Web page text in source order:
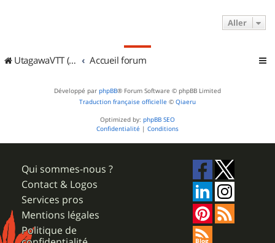
Aller
UtagawaVTT (Randos VTT et VTTAE avec traces GPS) Accueil forum
Développé par phpBB® Forum Software © phpBB Limited
Traduction française officielle © Qiaeru
Optimized by: phpBB SEO
Confidentialité | Conditions
Qui sommes-nous ?
Contact & Logos
Services pros
Mentions légales
Politique de